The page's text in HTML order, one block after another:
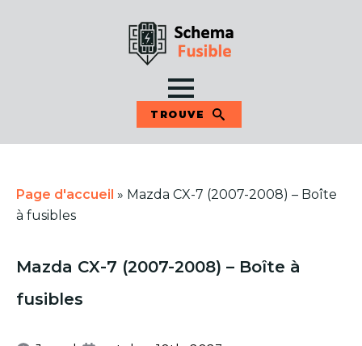
TROUVE
Page d'accueil » Mazda CX-7 (2007-2008) – Boîte
à fusibles
Mazda CX-7 (2007-2008) – Boîte à
fusibles